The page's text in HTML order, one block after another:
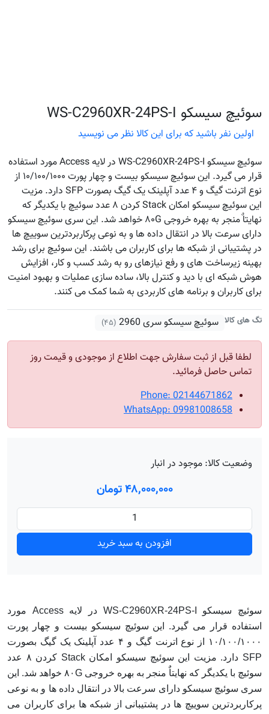
سوئیچ سیسکو WS-C2960XR-24PS-I
اولین نفر باشید که برای این کالا نظر می نویسید
سوئیچ سیسکو WS-C2960XR-24PS-I در لایه Access مورد استفاده
قرار می گیرد. این سوئیچ سیسکو بیست و چهار پورت ۱۰/۱۰۰/۱۰۰۰ از
نوع اترنت گیگ و ۴ عدد آپلینک یک گیگ بصورت SFP دارد. مزیت
این سوئیچ سیسکو امکان Stack کردن ۸ عدد سوئیچ با یکدیگر که
نهایتاٌ منجر به بهره خروجی ۸۰G خواهد شد. این سری سوئیچ سیسکو
دارای سرعت بالا در انتقال داده ها و به نوعی پرکاربردترین سوییچ ها
در پشتیبانی از شبکه ها برای کاربران می باشند. این سوئیچ برای رشد
بهینه زیرساخت های و رفع نیازهای رو به رشد کسب و کار، افزایش
هوش شبکه ای با دید و کنترل بالا، ساده سازی عملیات و بهبود امنیت
برای کاربران و برنامه های کاربردی به شما کمک می کنند.
تگ های کالا سوئیچ سیسکو سری 2960 (۴۵)
لطفا قبل از ثبت سفارش جهت اطلاع از موجودی و قیمت روز
تماس حاصل فرمائید.
Phone: 02144671862
WhatsApp: 09981008658
وضعیت کالا: موجود در انبار
۴۸٬۰۰۰٬۰۰۰ تومان
افزودن به سبد خرید
سوئیچ سیسکو WS-C2960XR-24PS-I در لایه Access مورد
استفاده قرار می گیرد. این سوئیچ سیسکو بیست و چهار پورت
۱۰/۱۰۰/۱۰۰۰ از نوع اترنت گیگ و ۴ عدد آپلینک یک گیگ بصورت
SFP دارد. مزیت این سوئیچ سیسکو امکان Stack کردن ۸ عدد
سوئیچ با یکدیگر که نهایتاٌ منجر به بهره خروجی ۸۰G خواهد شد. این
سری سوئیچ سیسکو دارای سرعت بالا در انتقال داده ها و به نوعی
پرکاربردترین سوییچ ها در پشتیبانی از شبکه ها برای کاربران می